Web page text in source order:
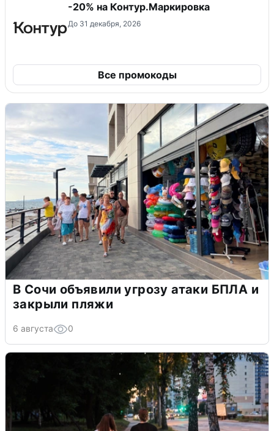
-20% на Контур.Маркировка
До 31 декабря, 2026
Все промокоды
В Сочи объявили угрозу атаки БПЛА и
закрыли пляжи
6 августа 0